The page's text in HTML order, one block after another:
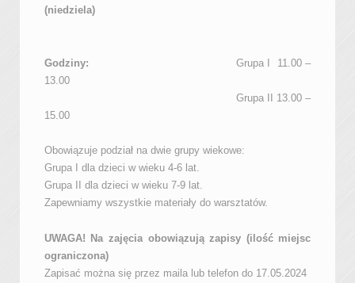
(niedziela)
Godziny: Grupa I 11.00 –
13.00
Grupa II 13.00 –
15.00
Obowiązuje podział na dwie grupy wiekowe:
Grupa I dla dzieci w wieku 4-6 lat.
Grupa II dla dzieci w wieku 7-9 lat.
Zapewniamy wszystkie materiały do warsztatów.
UWAGA! Na zajęcia obowiązują zapisy (ilość miejsc
ograniczona)
Zapisać można się przez maila lub telefon do 17.05.2024